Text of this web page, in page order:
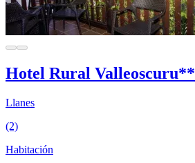
Hotel Rural Valleoscuru**
Llanes
(2)
Habitación